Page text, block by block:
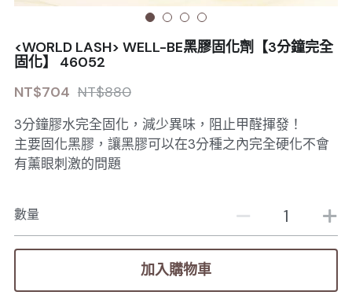
W型睫毛
彩色睫毛
睫毛提拉
睫毛夾子
睫毛周邊
睫毛保養
絕版圓毛
絕版W型
凝膠筆刷
凝膠機器
修甲磨棒
註冊/登入
<WORLD LASH> WELL-BE黑膠固化劑【3分鐘完全
固化】 46052
NT$704 NT$880
3分鐘膠水完全固化，減少異味，阻止甲醛揮發！
主要固化黑膠，讓黑膠可以在3分種之內完全硬化不會
有薰眼刺激的問題
數量
加入購物車